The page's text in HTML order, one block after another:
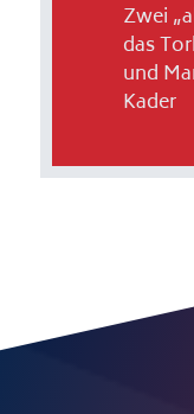
Zwei
das
und
Kader